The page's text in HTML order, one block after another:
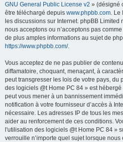
GNU General Public License v2 » (désigné
être téléchargé depuis www.phpbb.com. Le
les discussions sur Internet. phpBB Limited
nous acceptons ou n’acceptons pas
de plus amples informations au sujet de
https://www.phpbb.com/.
Vous acceptez de ne pas publier de
diffamatoire, choquant, menaçant, à
peut transgresser les lois de votre pays, du
des logiciels @t Home PC 84 » est
peut vous mener à un bannissement
notification à votre fournisseur d’accès à
nécessaire. Les adresses IP de tous les
aider au renforcement de ces conditions.
l'utilisation des logiciels @t Home PC 84 »
verrouille n’importe quel sujet lorsque